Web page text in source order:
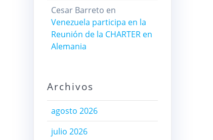
Cesar Barreto en
Venezuela participa en la
Reunión de la CHARTER en
Alemania
Archivos
agosto 2026
julio 2026